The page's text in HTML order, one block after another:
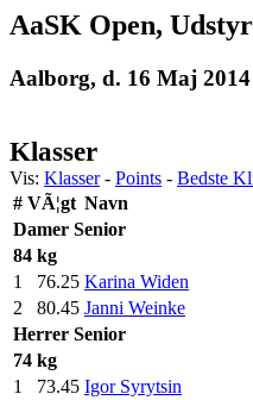
AaSK Open,
Aalborg, d. 16 Maj 2014
Klasser
Vis: Klasser- Points - Bedste
# VÃ¦gt Navn
Damer Senior
84 kg
1
76.25 Karina Widen
2
80.45 Janni Weinke
Herrer Senior
74 kg
1
73.45 Igor Syrytsin